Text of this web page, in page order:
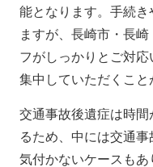
能となります。手続き
ますが、長崎市・長
フがしっかりとご対
集中していただくこと
交通事故後遺症は時
るため、中には交通
気付かないケースも